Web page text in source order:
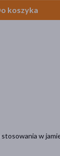
koszyka
w